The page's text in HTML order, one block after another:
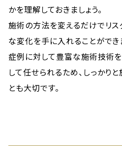
かを理解しておきましょう。
施術の方法を変えるだけでリス
な変化を手に入れることができ
症例に対して豊富な施術技術
して任せられるため、しっかり
とも大切です。